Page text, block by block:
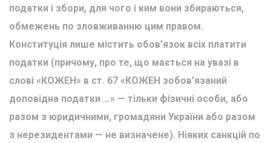
податки і збори, для чого і ким вони збираються,
обмежень по зловживанню цим правом.
Конституція лише містить обов’язок всіх платити
податки (причому, про те, що мається на увазі в
слові «КОЖЕН» в ст. 67 «КОЖЕН зобов’язаний
доповідна податки …» — тільки фізичні особи, або
разом з юридичними, громадяни України або разом
з нерезидентами — не визначене). Ніяких санкцій по